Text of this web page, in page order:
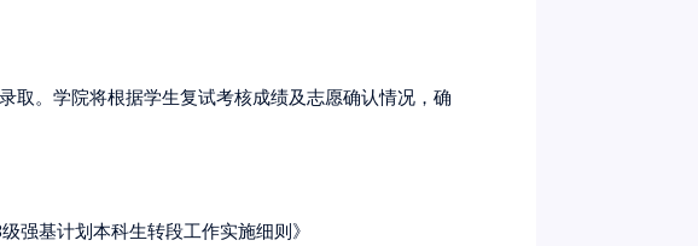
取。学院将根据学生复试考核成绩及志愿确认情况，确
级强基计划本科生转段工作实施细则》